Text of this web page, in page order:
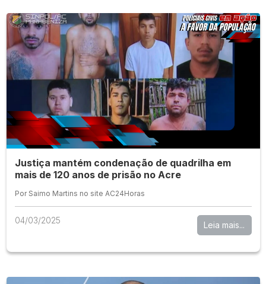
Justiça mantém condenação de quadrilha em
mais de 120 anos de prisão no Acre
Por Saimo Martins no site AC24Horas
04/03/2025 Leia mais...